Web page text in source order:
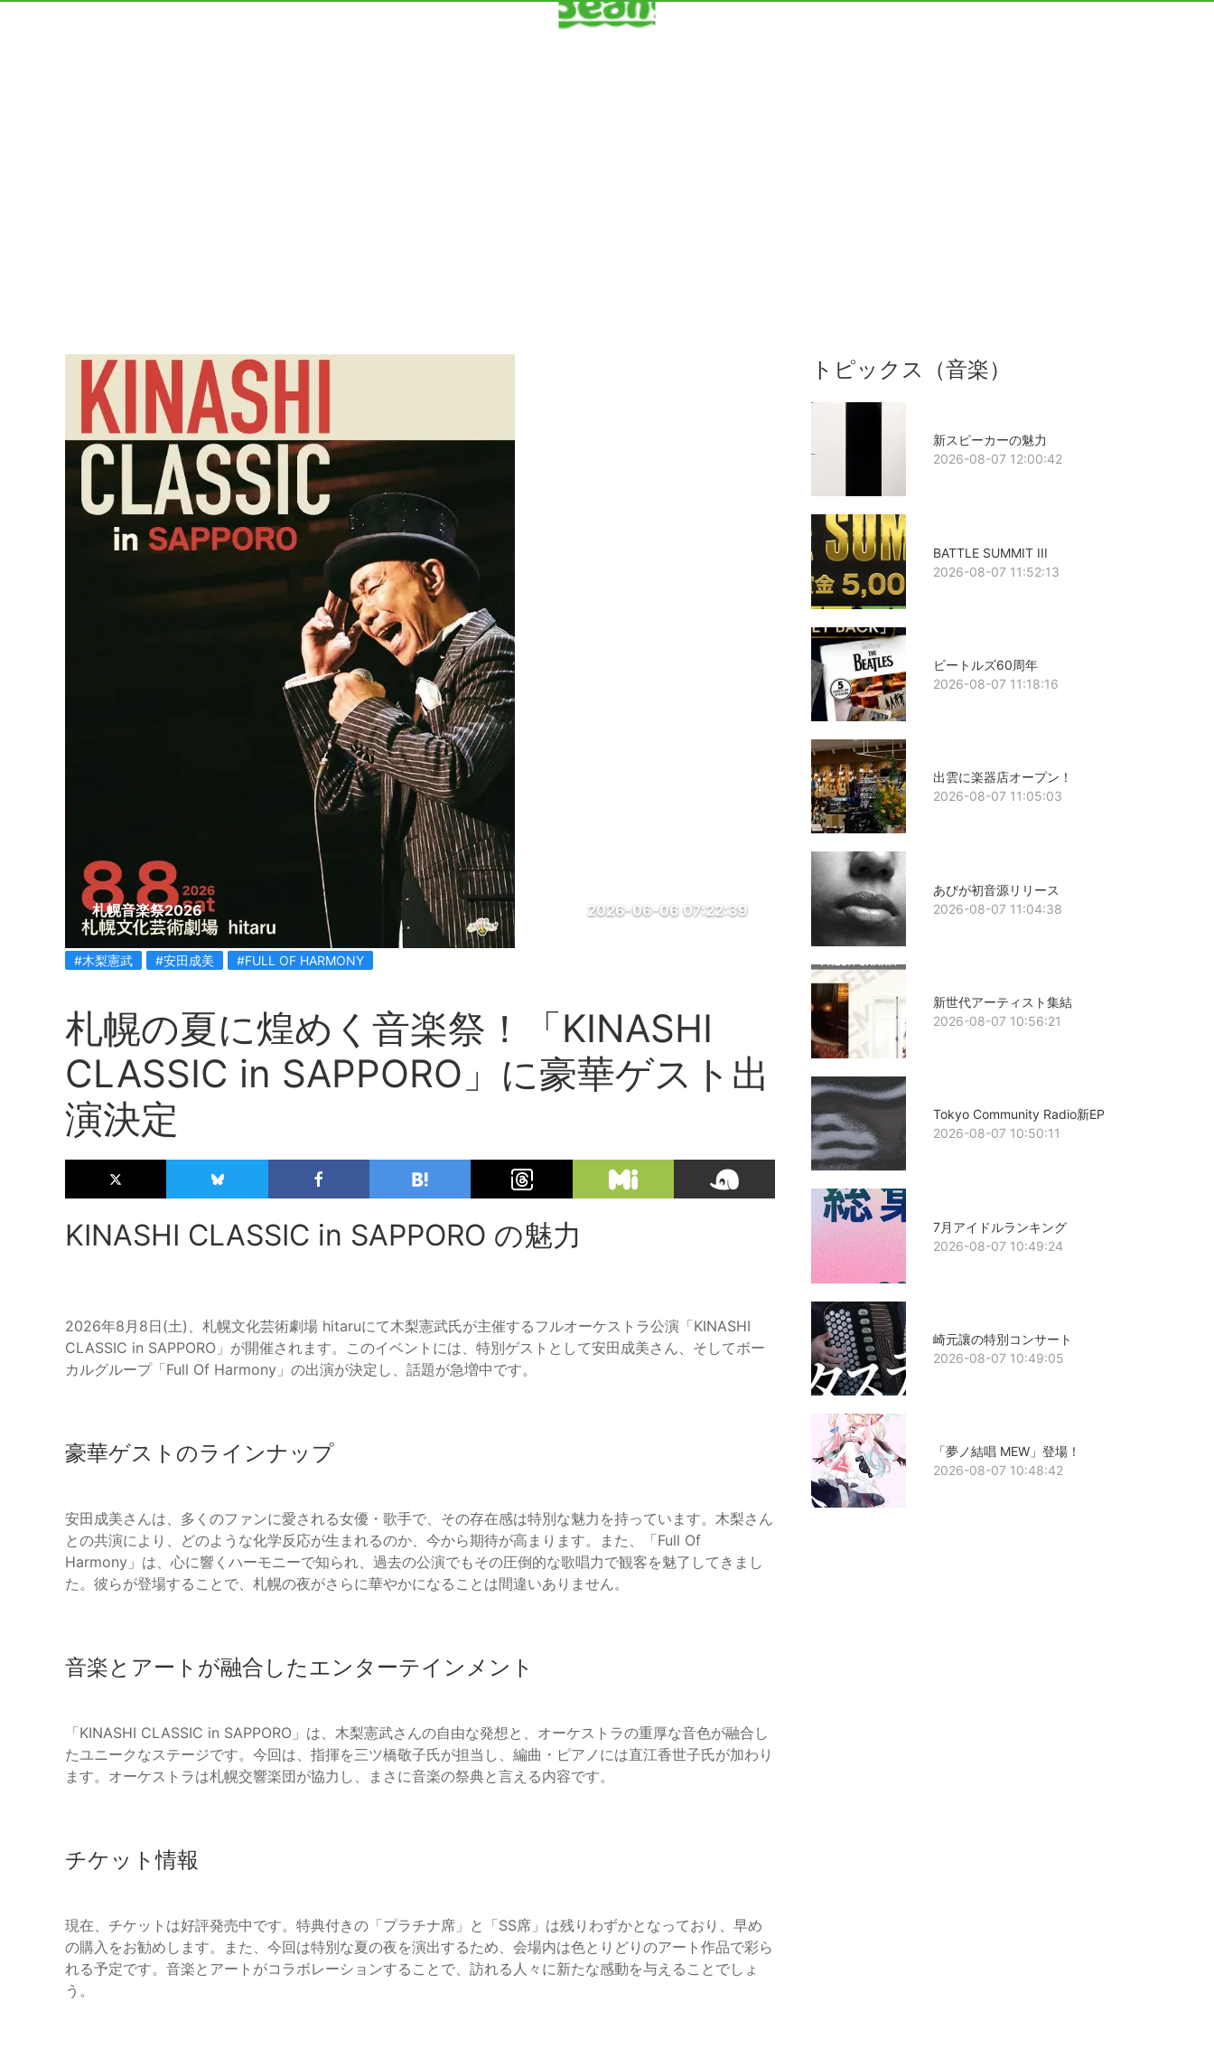
札幌音楽祭2026 2026-06-06 07:22:39
#木梨憲武 #安田成美 #FULL OF HARMONY
札幌の夏に煌めく音楽祭！「KINASHI
CLASSIC in SAPPORO」に豪華ゲスト出
演決定
KINASHI CLASSIC in SAPPORO の魅力
2026年8月8日(土)、札幌文化芸術劇場 hitaruにて木梨憲武氏が主催するフルオーケストラ公演「KINASHI
CLASSIC in SAPPORO」が開催されます。このイベントには、特別ゲストとして安田成美さん、そしてボー
カルグループ「Full Of Harmony」の出演が決定し、話題が急増中です。
豪華ゲストのラインナップ
安田成美さんは、多くのファンに愛される女優・歌手で、その存在感は特別な魅力を持っています。木梨さん
との共演により、どのような化学反応が生まれるのか、今から期待が高まります。また、「Full Of
Harmony」は、心に響くハーモニーで知られ、過去の公演でもその圧倒的な歌唱力で観客を魅了してきまし
た。彼らが登場することで、札幌の夜がさらに華やかになることは間違いありません。
音楽とアートが融合したエンターテインメント
「KINASHI CLASSIC in SAPPORO」は、木梨憲武さんの自由な発想と、オーケストラの重厚な音色が融合し
たユニークなステージです。今回は、指揮を三ツ橋敬子氏が担当し、編曲・ピアノには直江香世子氏が加わり
ます。オーケストラは札幌交響楽団が協力し、まさに音楽の祭典と言える内容です。
チケット情報
現在、チケットは好評発売中です。特典付きの「プラチナ席」と「SS席」は残りわずかとなっており、早め
の購入をお勧めします。また、今回は特別な夏の夜を演出するため、会場内は色とりどりのアート作品で彩ら
れる予定です。音楽とアートがコラボレーションすることで、訪れる人々に新たな感動を与えることでしょ
う。
トピックス（音楽）
新スピーカーの魅力
2026-08-07 12:00:42
BATTLE SUMMIT III
2026-08-07 11:52:13
ビートルズ60周年
2026-08-07 11:18:16
出雲に楽器店オープン！
2026-08-07 11:05:03
あびが初音源リリース
2026-08-07 11:04:38
新世代アーティスト集結
2026-08-07 10:56:21
Tokyo Community Radio新EP
2026-08-07 10:50:11
7月アイドルランキング
2026-08-07 10:49:24
崎元讓の特別コンサート
2026-08-07 10:49:05
「夢ノ結唱 MEW」登場！
2026-08-07 10:48:42